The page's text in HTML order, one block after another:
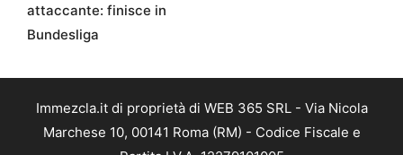
attaccante: finisce in
Bundesliga
Immezcla.it di proprietà di WEB 365 SRL - Via Nicola
Marchese 10, 00141 Roma (RM) - Codice Fiscale e